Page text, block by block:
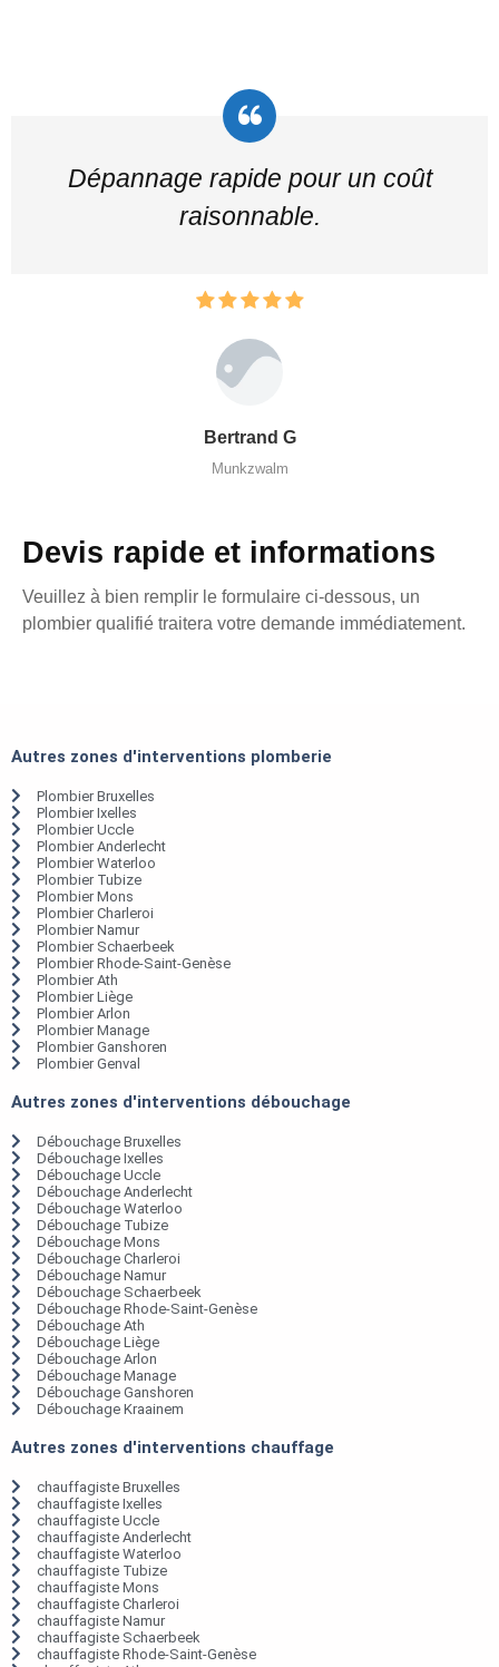
Dépannage rapide pour un coût
raisonnable.
Bertrand G
Munkzwalm
Devis rapide et informations
Veuillez à bien remplir le formulaire ci-dessous, un
plombier qualifié traitera votre demande immédiatement.
Autres zones d'interventions plomberie
Plombier Bruxelles
Plombier Ixelles
Plombier Uccle
Plombier Anderlecht
Plombier Waterloo
Plombier Tubize
Plombier Mons
Plombier Charleroi
Plombier Namur
Plombier Schaerbeek
Plombier Rhode-Saint-Genèse
Plombier Ath
Plombier Liège
Plombier Arlon
Plombier Manage
Plombier Ganshoren
Plombier Genval
Autres zones d'interventions débouchage
Débouchage Bruxelles
Débouchage Ixelles
Débouchage Uccle
Débouchage Anderlecht
Débouchage Waterloo
Débouchage Tubize
Débouchage Mons
Débouchage Charleroi
Débouchage Namur
Débouchage Schaerbeek
Débouchage Rhode-Saint-Genèse
Débouchage Ath
Débouchage Liège
Débouchage Arlon
Débouchage Manage
Débouchage Ganshoren
Débouchage Kraainem
Autres zones d'interventions chauffage
chauffagiste Bruxelles
chauffagiste Ixelles
chauffagiste Uccle
chauffagiste Anderlecht
chauffagiste Waterloo
chauffagiste Tubize
chauffagiste Mons
chauffagiste Charleroi
chauffagiste Namur
chauffagiste Schaerbeek
chauffagiste Rhode-Saint-Genèse